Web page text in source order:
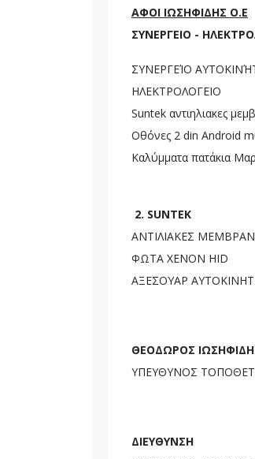
ΑΦΟΙ ΙΩΣΗΦΙΔΗΣ Ο.Ε
ΣΥΝΕΡΓΕΙΟ -
ΣΥΝΕΡΓΕΊΟ
ΗΛΕΚΤΡΟΛΟΓΕΙΟ
Suntek αντιηλιακες
Οθόνες 2 din Android
Καλύμματα πατάκια
2. SUNTEK
ΑΝΤΙΛΙΑΚΕΣ
ΦΩΤΑ XENON HID
ΑΞΕΣΟΥΑΡ
ΘΕΟΔΩΡΟΣ
ΥΠΕΥΘΥΝΟΣ
ΔΙΕΥΘΥΝΣΗ